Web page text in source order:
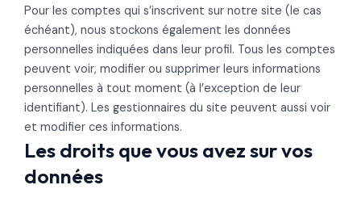
Pour les comptes qui s’inscrivent sur notre site (le cas
échéant), nous stockons également les données
personnelles indiquées dans leur profil. Tous les comptes
peuvent voir, modifier ou supprimer leurs informations
personnelles à tout moment (à l’exception de leur
identifiant). Les gestionnaires du site peuvent aussi voir
et modifier ces informations.
Les droits que vous avez sur vos
données